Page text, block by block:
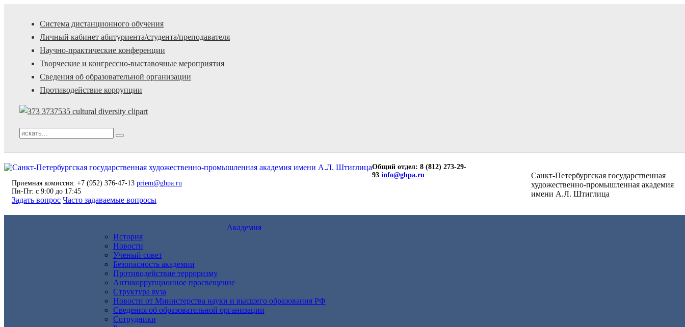
Система дистанционного обучения
Личный кабинет абитуриента/студента/преподавателя
Научно-практические конференции
Творческие и конгрессно-выставочные мероприятия
Сведения об образовательной организации
Противодействие коррупции
Санкт-Петербургская государственная
художественно-промышленная академия
имени А.Л. Штиглица
Общий отдел: 8 (812) 273-29-
93 info@ghpa.ru
Приемная комиссия: +7 (952) 376-47-13 priem@ghpa.ru
Пн-Пт: с 9:00 до 17:45
Задать вопрос Часто задаваемые вопросы
Академия
История
Новости
Ученый совет
Безопасность академии
Противодействие терроризму
Антикоррупционное просвещение
Структура вуза
Новости от Министерства науки и высшего образования РФ
Сведения об образовательной организации
Сотрудники